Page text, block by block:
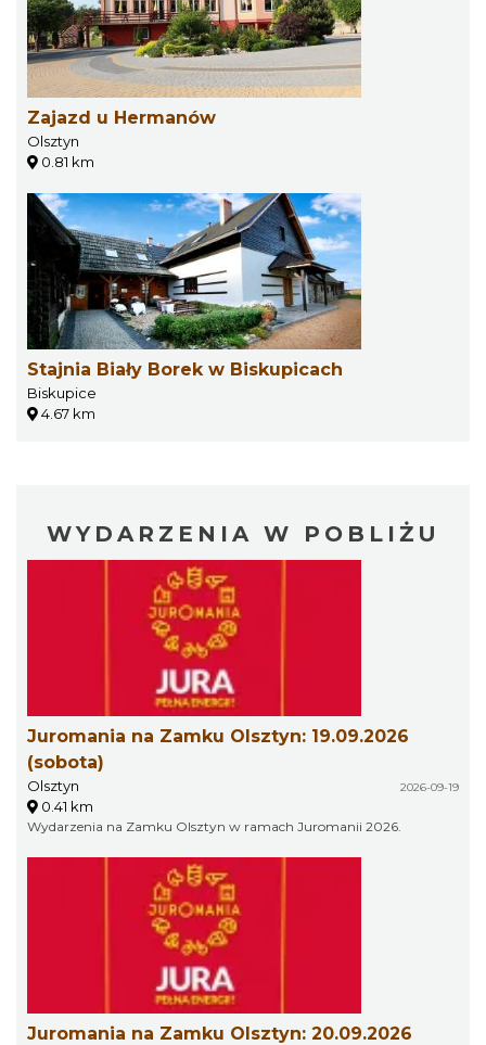
Zajazd u Hermanów
Olsztyn
0.81 km
Stajnia Biały Borek w Biskupicach
Biskupice
4.67 km
WYDARZENIA W POBLIŻU
Juromania na Zamku Olsztyn: 19.09.2026
(sobota)
Olsztyn 2026-09-19
0.41 km
Wydarzenia na Zamku Olsztyn w ramach Juromanii 2026.
Juromania na Zamku Olsztyn: 20.09.2026